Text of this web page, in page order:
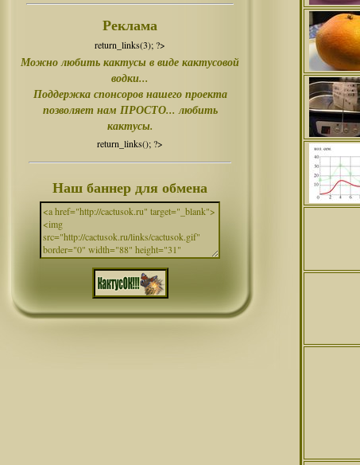
Реклама
return_links(3); ?>
Можно любить кактусы в виде кактусовой
водки...
Поддержка спонсоров нашего проекта
позволяет нам ПРОСТО... любить
кактусы.
return_links(); ?>
Наш баннер для обмена